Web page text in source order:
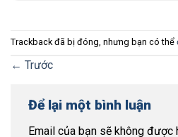
Trackback đã bị đóng, nhưng bạn có thể
← Trước
Để lại một bình luận
Email của bạn sẽ không được